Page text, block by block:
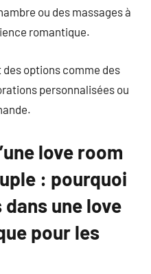
ou des massages à
romantique.
options comme des
personnalisées ou
love room
: pourquoi
une love
pour les